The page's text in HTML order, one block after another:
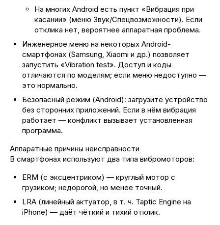
На многих Android есть пункт «Вибрация при
касании» (меню Звук/Спецвозможности). Если
отклика нет, вероятнее аппаратная проблема.
Инженерное меню на некоторых Android-
смартфонах (Samsung, Xiaomi и др.) позволяет
запустить «Vibration test». Доступ и коды
отличаются по моделям; если меню недоступно —
это нормально.
Безопасный режим (Android): загрузите устройство
без сторонних приложений. Если в нём вибрация
работает — конфликт вызывает установленная
программа.
Аппаратные причины неисправности
В смартфонах используют два типа вибромоторов:
ERM (с эксцентриком) — круглый мотор с
грузиком; недорогой, но менее точный.
LRA (линейный актуатор, в т. ч. Taptic Engine на
iPhone) — даёт чёткий и тихий отклик.